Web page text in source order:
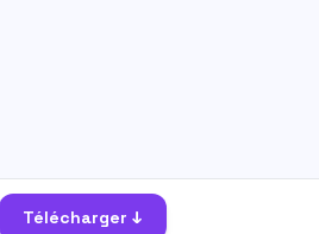
Télécharger ↓